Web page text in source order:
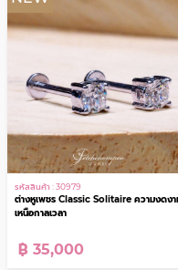
รหัสสินค้า : 30981
ต่างหูเพชร Trinity Line รวม 0.42 กะรัต
฿ 35,000
NEW